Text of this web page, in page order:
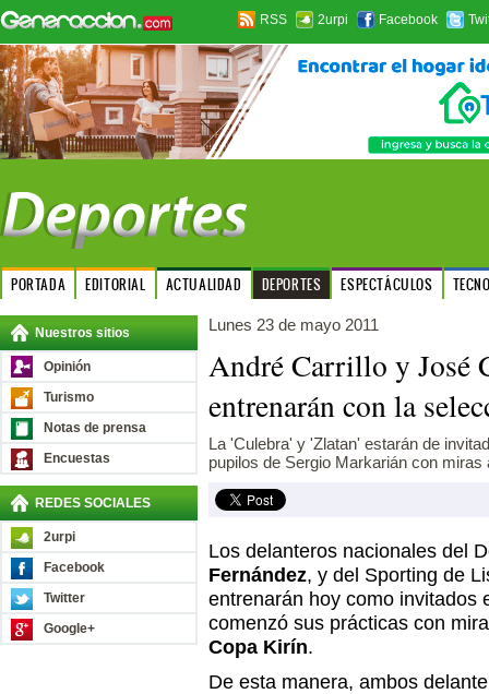
RSS 2urpi Facebook
PORTADA EDITORIAL ACTUALIDAD DEPORTES ESPECTÁCULOS
Nuestros sitios
Opinión
Turismo
Notas de prensa
Encuestas
REDES SOCIALES
2urpi
Facebook
Twitter
Google+
Lunes 23 de mayo 2011
André Carrillo y José
entrenarán con la
La 'Culebra' y 'Zlatan' estarán de
pupilos de Sergio Markarián con miras
Los delanteros nacionales del
Fernández, y del Sporting de
entrenarán hoy como invitados
comenzó sus prácticas con
Copa Kirín.
De esta manera, ambos